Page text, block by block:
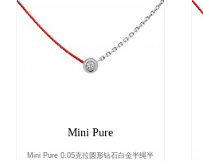
Mini Pure
Mini Pure 0.05克拉圆形钻石白金半绳半